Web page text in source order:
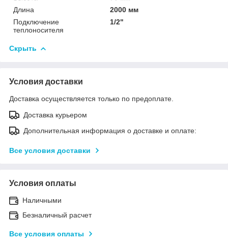
Длина
2000 мм
Подключение
теплоносителя
1/2"
Скрыть
Условия доставки
Доставка осуществляется только по предоплате.
Доставка курьером
Дополнительная информация о доставке и оплате:
Все условия доставки
Условия оплаты
Наличными
Безналичный расчет
Все условия оплаты